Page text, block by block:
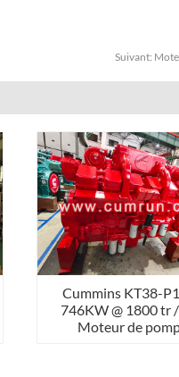
Suivant:
Cummins KT38-
746KW @ 1800 tr
Moteur de